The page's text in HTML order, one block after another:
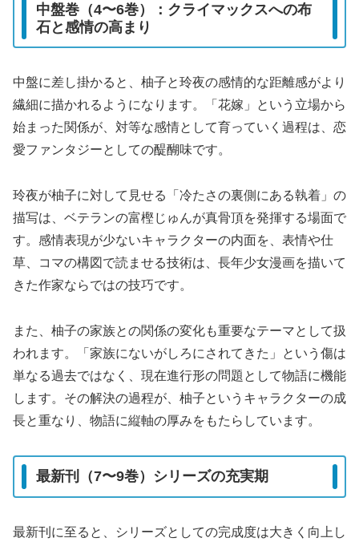
中盤巻（4〜6巻）：クライマックスへの布
石と感情の高まり
中盤に差し掛かると、柚子と玲夜の感情的な距離感がより
繊細に描かれるようになります。「花嫁」という立場から
始まった関係が、対等な感情として育っていく過程は、恋
愛ファンタジーとしての醍醐味です。
玲夜が柚子に対して見せる「冷たさの裏側にある執着」の
描写は、ベテランの富樫じゅんが真骨頂を発揮する場面で
す。感情表現が少ないキャラクターの内面を、表情や仕
草、コマの構図で読ませる技術は、長年少女漫画を描いて
きた作家ならではの技巧です。
また、柚子の家族との関係の変化も重要なテーマとして扱
われます。「家族にないがしろにされてきた」という傷は
単なる過去ではなく、現在進行形の問題として物語に機能
します。その解決の過程が、柚子というキャラクターの成
長と重なり、物語に縦軸の厚みをもたらしています。
最新刊（7〜9巻）シリーズの充実期
最新刊に至ると、シリーズとしての完成度は大きく向上し